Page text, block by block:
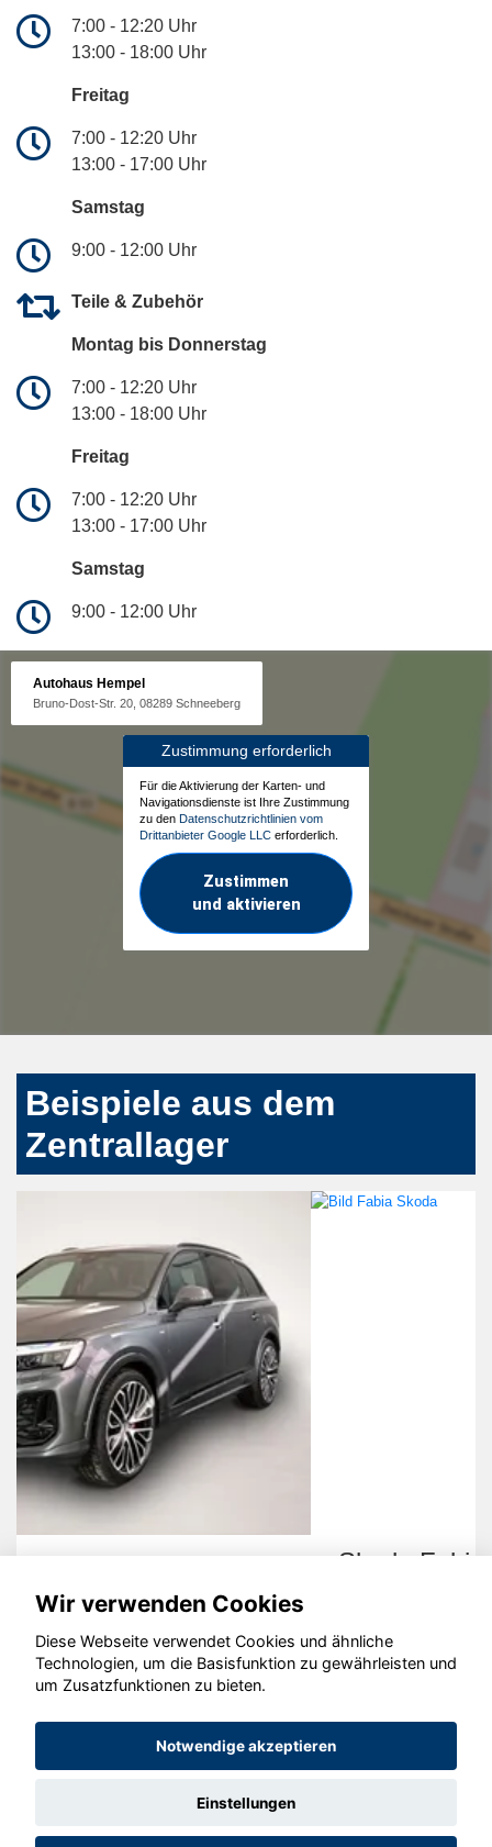
7:00 - 12:20 Uhr
13:00 - 18:00 Uhr
Freitag
7:00 - 12:20 Uhr
13:00 - 17:00 Uhr
Samstag
9:00 - 12:00 Uhr
Teile & Zubehör
Montag bis Donnerstag
7:00 - 12:20 Uhr
13:00 - 18:00 Uhr
Freitag
7:00 - 12:20 Uhr
13:00 - 17:00 Uhr
Samstag
9:00 - 12:00 Uhr
Autohaus Hempel
Bruno-Dost-Str. 20, 08289 Schneeberg
Zustimmung erforderlich
Für die Aktivierung der Karten- und
Navigationsdienste ist Ihre Zustimmung
zu den Datenschutzrichtlinien vom
Drittanbieter Google LLC erforderlich.
Zustimmen
und aktivieren
Beispiele aus dem
Zentrallager
© konjunkturmotor.de GmbH 2020 - 2026
Wir verwenden Cookies
Diese Webseite verwendet Cookies und ähnliche
Technologien, um die Basisfunktion zu gewährleisten und
um Zusatzfunktionen zu bieten.
Notwendige akzeptieren
Einstellungen